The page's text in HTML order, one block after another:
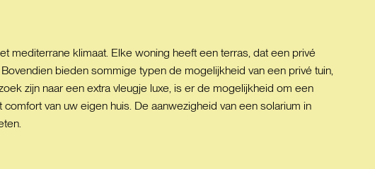
mediterrane klimaat. Elke woning heeft een terras, dat een privé
bieden sommige typen de mogelijkheid van een privé tuin,
zijn naar een extra vleugje luxe, is er de mogelijkheid om een
van uw eigen huis. De aanwezigheid van een solarium in